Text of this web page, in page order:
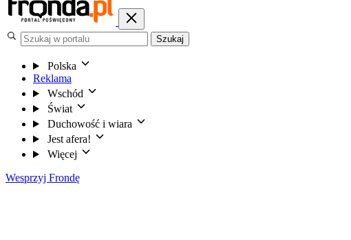
Szukaj
Polska
Reklama
Wschód
Świat
Duchowość i wiara
Jest afera!
Więcej
Wesprzyj Frondę